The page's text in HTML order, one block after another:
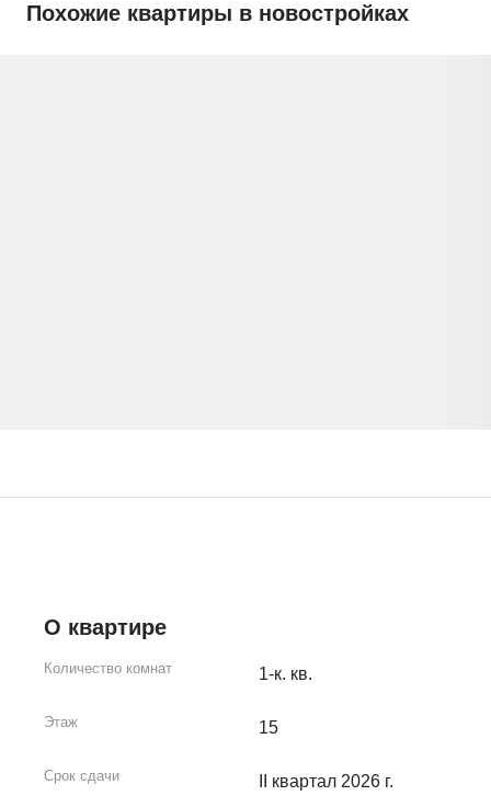
Похожие квартиры в новостройках
О квартире
Количество комнат 1-к. кв.
Этаж 15
Срок сдачи II квартал 2026 г.